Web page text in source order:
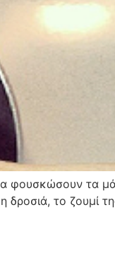
φουσκώσουν τα
δροσιά, το ζουμί